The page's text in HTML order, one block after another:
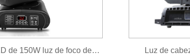
de 150W luz de foco de Luz de